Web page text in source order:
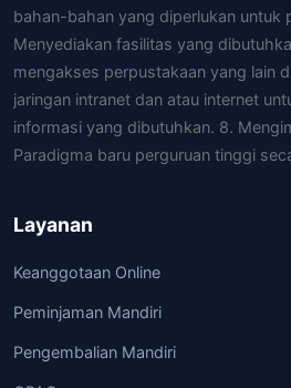
bahan-bahan yang diperlukan untuk
Menyediakan fasilitas yang
mengakses perpustakaan yang lain
jaringan intranet dan atau internet
informasi yang dibutuhkan. 8.
Paradigma baru perguruan tinggi
Layanan
Keanggotaan Online
Peminjaman Mandiri
Pengembalian Mandiri